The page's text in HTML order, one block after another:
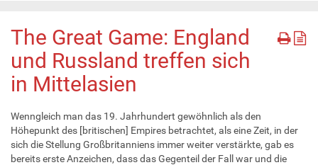
The Great Game: England
und Russland treffen sich
in Mittelasien
Wenngleich man das 19. Jahrhundert gewöhnlich als den
Höhepunkt des [britischen] Empires betrachtet, als eine Zeit, in der
sich die Stellung Großbritanniens immer weiter verstärkte, gab es
bereits erste Anzeichen, dass das Gegenteil der Fall war und die